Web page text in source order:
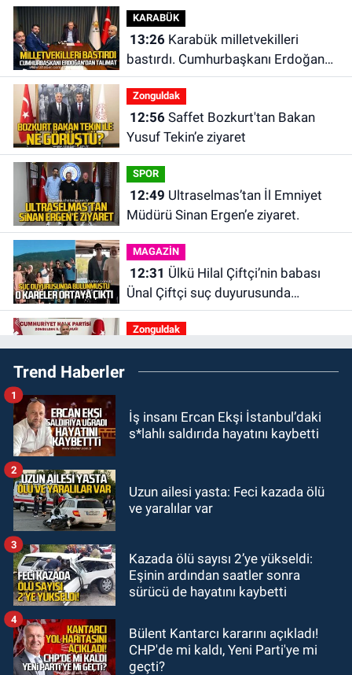
KARABÜK
13:26Karabük milletvekilleri
bastırdı. Cumhurbaşkanı Erdoğan
talimat verdi
Zonguldak
12:56Saffet Bozkurt'tan Bakan
Yusuf Tekin’e ziyaret
SPOR
12:49
Müdürü Sinan Ergen’e ziyaret.
MAGAZİN
12:31
Ünal Çiftçi suç duyurusunda
bulundu. Birlikte çekilen kareler
ortaya çıktı.
Zonguldak
12:00Olcay Can görevine resmen
başladı.
10:51
10:00Dışarıdakiler: Bir Zamanlar
GÜNDEM
22:57 Kim yeni kim eski!
Trend Haberler
İş insanı Ercan Ekşi İstanbul’daki
s*lahlı saldırıda hayatını kaybetti
1
Uzun ailesi yasta: Feci kazada ölü
ve yaralılar var
2
Kazada ölü sayısı 2’ye yükseldi:
Eşinin ardından saatler sonra
sürücü de hayatını kaybetti
3
Bülent Kantarcı kararını açıkladı!
CHP'de mi kaldı, Yeni Parti'ye mi
geçti?
4